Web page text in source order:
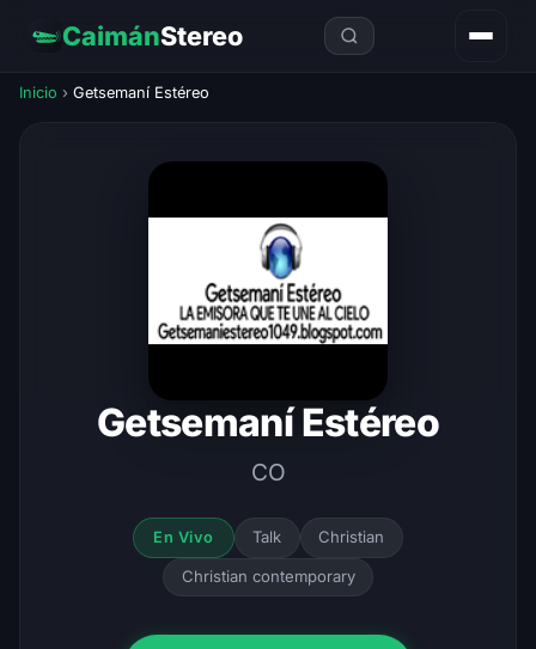
CaimánStereo
Inicio › Getsemaní Estéreo
Getsemaní Estéreo
CO
En Vivo Talk Christian
Christian contemporary